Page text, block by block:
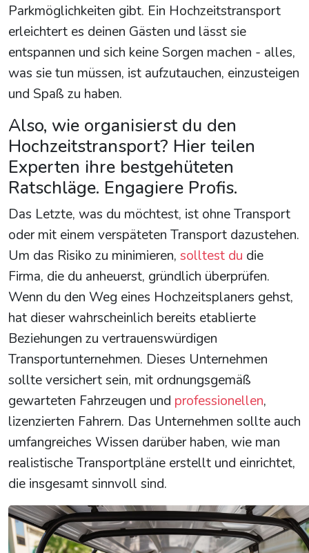
Parkmöglichkeiten gibt. Ein Hochzeitstransport
erleichtert es deinen Gästen und lässt sie
entspannen und sich keine Sorgen machen - alles,
was sie tun müssen, ist aufzutauchen, einzusteigen
und Spaß zu haben.
Also, wie organisierst du den
Hochzeitstransport? Hier teilen
Experten ihre bestgehüteten
Ratschläge. Engagiere Profis.
Das Letzte, was du möchtest, ist ohne Transport
oder mit einem verspäteten Transport dazustehen.
Um das Risiko zu minimieren, solltest du die
Firma, die du anheuerst, gründlich überprüfen.
Wenn du den Weg eines Hochzeitsplaners gehst,
hat dieser wahrscheinlich bereits etablierte
Beziehungen zu vertrauenswürdigen
Transportunternehmen. Dieses Unternehmen
sollte versichert sein, mit ordnungsgemäß
gewarteten Fahrzeugen und professionellen,
lizenzierten Fahrern. Das Unternehmen sollte auch
umfangreiches Wissen darüber haben, wie man
realistische Transportpläne erstellt und einrichtet,
die insgesamt sinnvoll sind.